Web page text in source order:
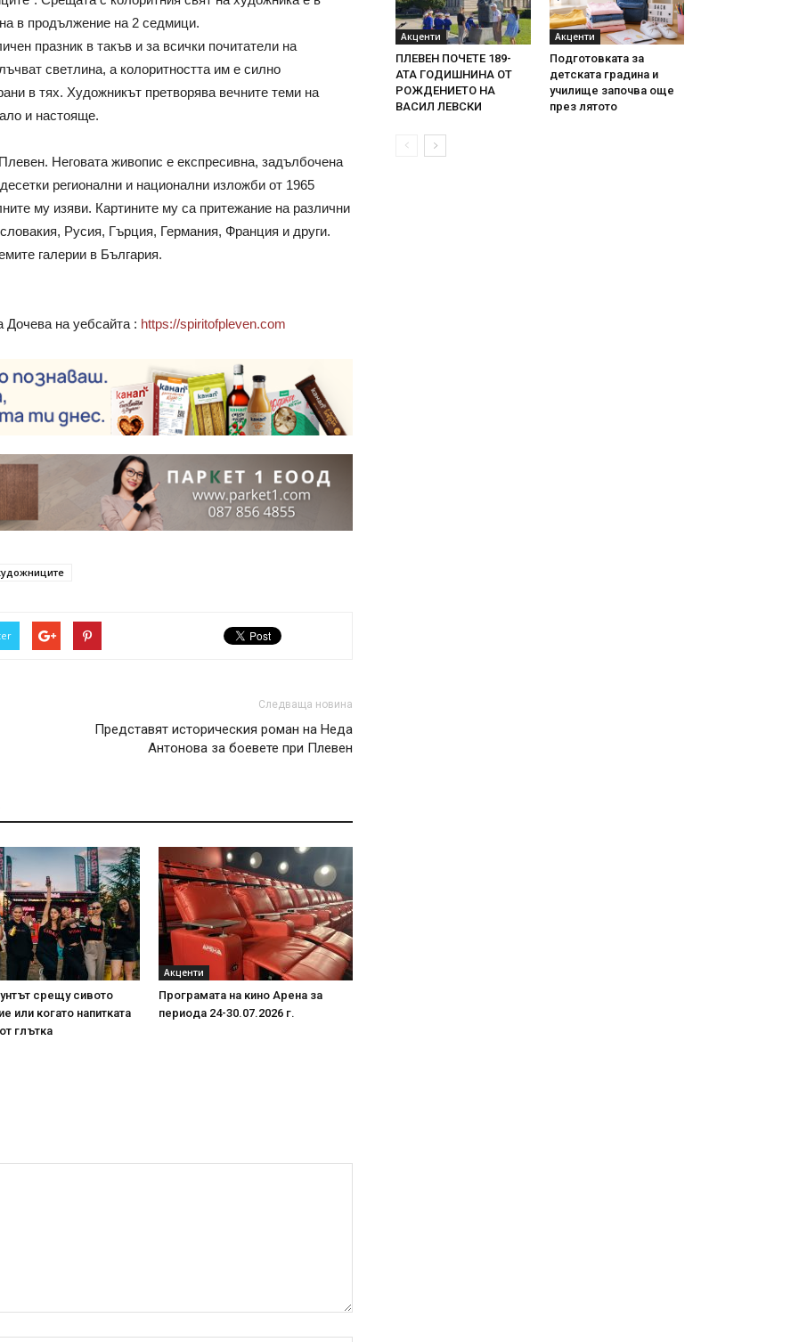
в продължение на 2 седмици.
празник в такъв и за всички почитатели на
светлина, а колоритността им е силно
в тях. Художникът претворява вечните теми на
и настояще.
Неговата живопис е експресивна, задълбочена
регионални и национални изложби от 1965
му изяви. Картините му са притежание на различни
Русия, Гърция, Германия, Франция и други.
галерии в България.
Дочева на уебсайта : https://spiritofpleven.com
Следваща новина
Представят историческия роман на Неда
Антонова за боевете при Плевен
срещу сивото
или когато напитката
глътка
Акценти
Програмата на кино Арена за
периода 24-30.07.2026 г.
Акценти
ПЛЕВЕН ПОЧЕТЕ 189-
АТА ГОДИШНИНА ОТ
РОЖДЕНИЕТО НА
ВАСИЛ ЛЕВСКИ
Акценти
Подготовката за
детската градина и
училище започва още
през лятото